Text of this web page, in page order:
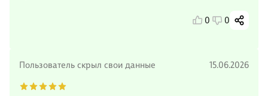
0 0
Пользователь скрыл свои данные 15.06.2026